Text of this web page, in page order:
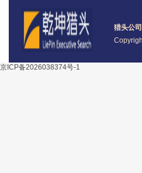
猎头公司
京ICP备2026038374号-1